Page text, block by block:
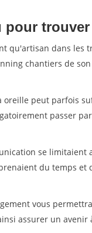
pour
qu'artisan dans les
chantiers de
oreille peut parfois
passer
se limitaient
du temps
vous
assurer un avenir